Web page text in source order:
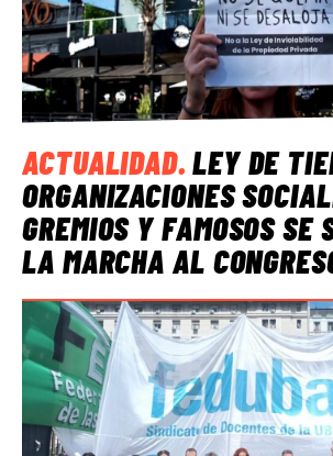
ACTUALIDAD.LEY DE
ORGANIZACIONES
GREMIOS Y FAMOSOS SE
LA MARCHA AL